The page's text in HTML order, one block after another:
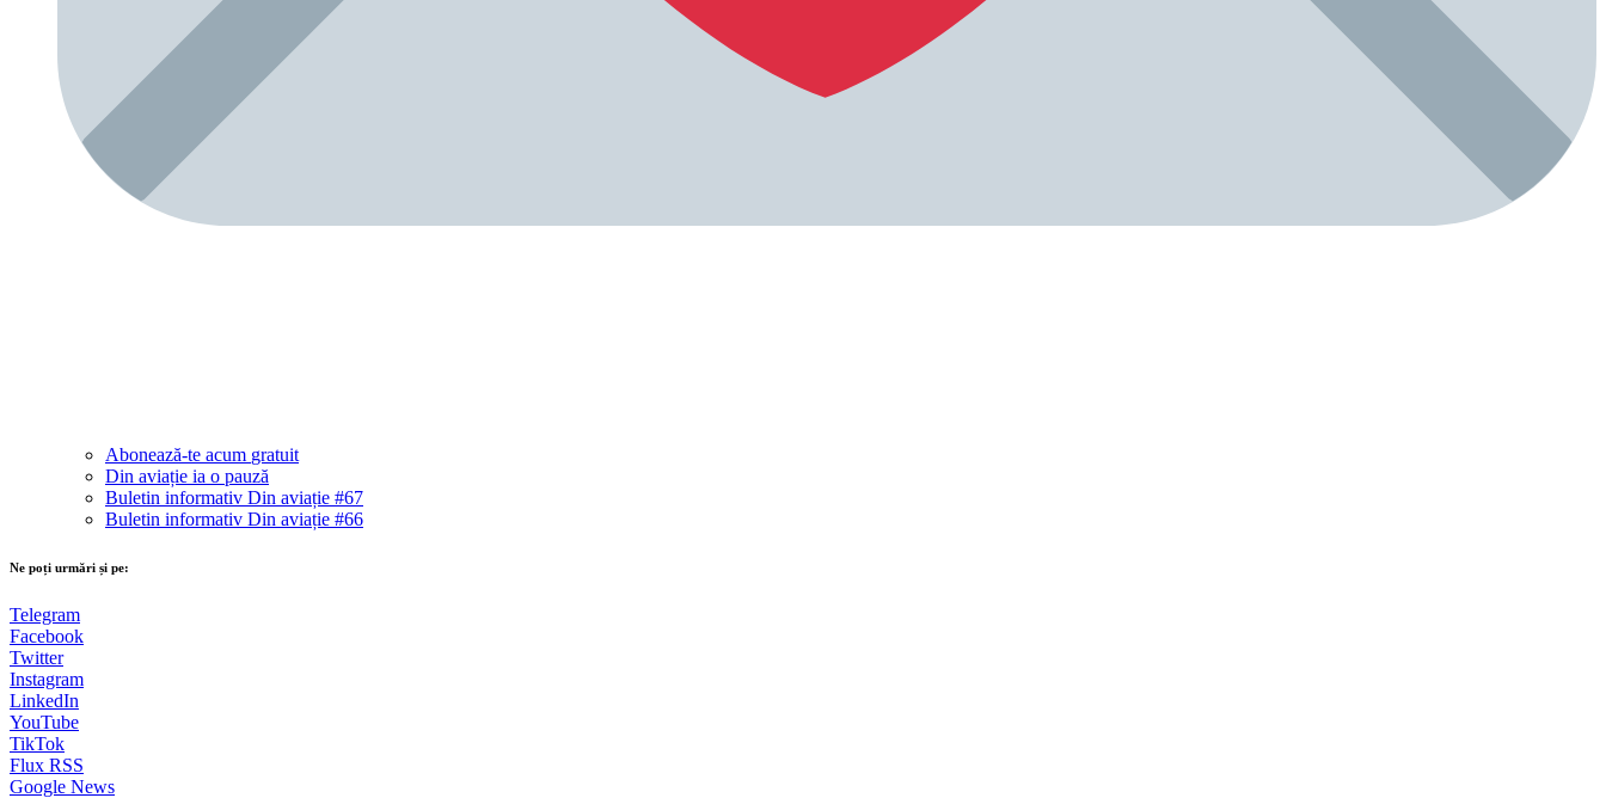
Abonează-te acum gratuit
Din aviație ia o pauză
Buletin informativ Din aviație #67
Buletin informativ Din aviație #66
Ne poți urmări și pe:
Telegram
Facebook
Twitter
Instagram
LinkedIn
YouTube
TikTok
Flux RSS
Google News